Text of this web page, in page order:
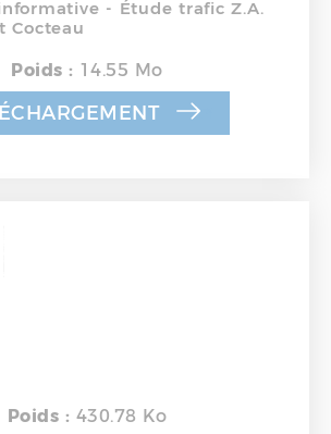
- Étude trafic Z.A.
Cocteau
Poids : 14.55 Mo
Poids : 430.78 Ko